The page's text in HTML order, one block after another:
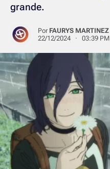
grande.
Por FAURYS MARTINEZ
22/12/2024 · 03:39 PM